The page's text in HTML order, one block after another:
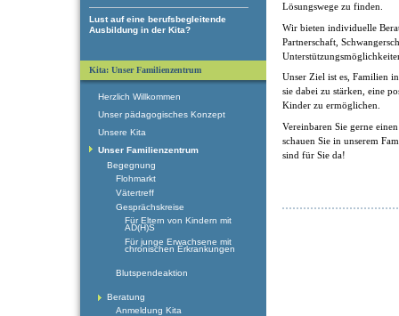
Lust auf eine berufsbegleitende
Ausbildung in der Kita?
Lösungswege zu finden.
Wir bieten individuelle
Partnerschaft,
Unser Ziel ist es, Familien
sie dabei zu stärken, eine
Kinder zu ermöglichen.
Vereinbaren Sie gerne
schauen Sie in unserem
sind für Sie da!
Kita: Unser Familienzentrum
Herzlich Willkommen
Unser pädagogisches Konzept
Unsere Kita
Unser Familienzentrum
Begegnung
Flohmarkt
Vätertreff
Gesprächskreise
Für Eltern von Kindern mit
AD(H)S
Für junge Erwachsene mit
chronischen Erkrankungen
Blutspendeaktion
Beratung
Anmeldung Kita